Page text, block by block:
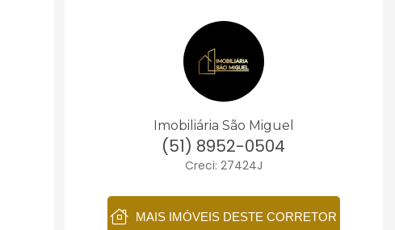
Imobiliária São Miguel
(51) 8952-0504
Creci: 27424J
MAIS IMÓVEIS DESTE CORRETOR